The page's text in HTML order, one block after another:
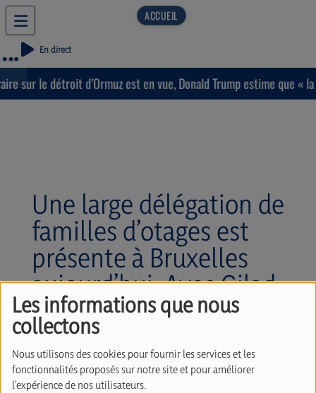
Les informations que nous
collectons
Nous utilisons des cookies pour fournir les services et les
fonctionnalités proposés sur notre site et pour améliorer
l'expérience de nos utilisateurs.
En direct
sur le détroit d’Ormuz est en vue, Donald Trump estime que «
Une large délégation de
familles d’otages est
présente à Bruxelles
aujourd’hui. Avec Gilad
Korengold, Yotam
Cohen et Udi Goren
(14/01/2025)